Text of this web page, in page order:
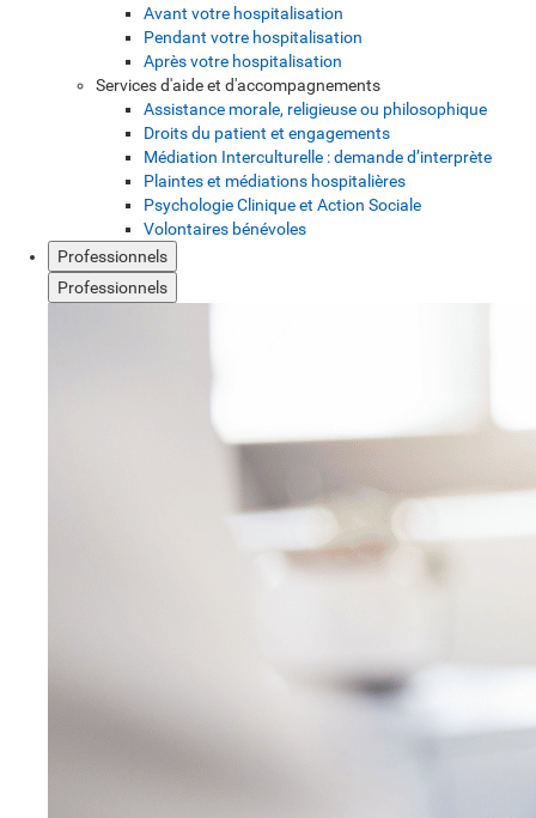
Avant votre hospitalisation
Pendant votre hospitalisation
Après votre hospitalisation
Services d'aide et d'accompagnements
Assistance morale, religieuse ou philosophique
Droits du patient et engagements
Médiation Interculturelle : demande d’interprète
Plaintes et médiations hospitalières
Psychologie Clinique et Action Sociale
Volontaires bénévoles
Professionnels
Professionnels